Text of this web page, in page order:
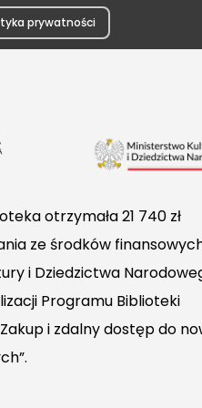
prywatności
otrzymała 21 740 zł
ze środków
i Dziedzictwa
Programu Biblioteki
i zdalny dostęp do